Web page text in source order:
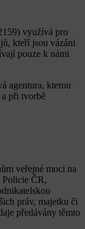
využívá pro
kteří jsou vázáni
pouze k námi
agentura, kterou
při tvorbě
veřejné moci na
Policie ČR,
práv, majetku či
předávány těmto